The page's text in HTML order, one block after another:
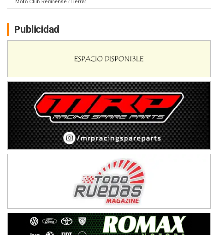
Ciudad de Avellaneda (Asfalto)
SUR SANTAFESINO - F4
TUCUMANO - F5
Juan Navarro (Asfalto)
El Timbó (Tucumán)
COBERTURA ESPECIAL DE E-KART.COM.AR
08/09-AGO
Trenque Lauquen (Buenos Aires)
ENTRERRIANO - F6 (POSTERGADA)
Publicidad